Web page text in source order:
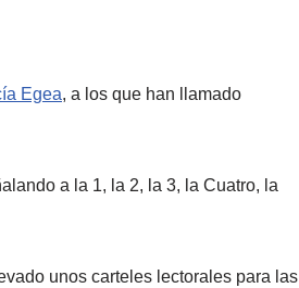
Egea, a los que han llamado
a la 1, la 2, la 3, la Cuatro, la
unos carteles lectorales para las